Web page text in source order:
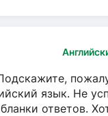
язык. Не
ответов.